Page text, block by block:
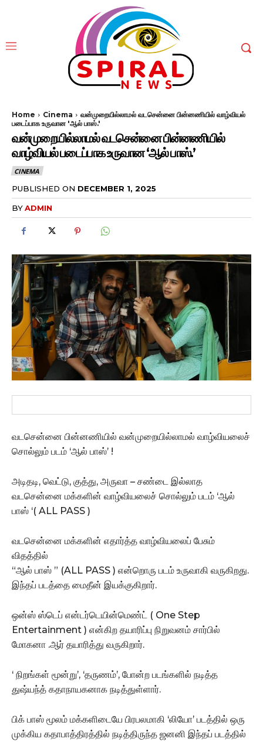
Home Cinema
வன்முறையில்லாமல் வடசென்னை பின்னணியில் வாழ்வியல்
படைப்பாக உருவான 'ஆல் பாஸ்.'
வன்முறையில்லாமல் வடசென்னை பின்னணியில்
வாழ்வியல் படைப்பாக உருவான ‘ஆல் பாஸ்.’
CINEMA
PUBLISHED ON DECEMBER 1, 2025
BYADMIN
வடசென்னை பின்னணியில் வன்முறையில்லாமல் வாழ்வியலைச்
சொல்லும் படம் ‘ஆல் பாஸ்’ !
அடிதடி, வெட்டு, குத்து, அருவா – சண்டை இல்லாத
வடசென்னை மக்களின் வாழ்வியலைச் சொல்லும் படம் ‘ஆல்
பாஸ் ‘( ALL PASS )
வடசென்னை மக்களின் எதார்த்த வாழ்வியலைப் பேசும்
விதத்தில்
“ஆல் பாஸ் ” (ALL PASS ) என்றொரு படம் உருவாகி வருகிறது.
இந்தப் படத்தை மைதீன் இயக்குகிறார்.
ஒன்ஸ் ஸ்டெப் என்டர்டெயின்மெண்ட் ( One Step
Entertainment ) என்கிற தயாரிப்பு நிறுவனம் சார்பில்
மோகனா .ஆர் தயாரித்து வருகிறார்.
‘ நிறங்கள் மூன்று’, ‘தருணம்’, போன்ற படங்களில் நடித்த
துஷ்யந்த் கதாநாயகனாக நடித்துள்ளார்.
பிக் பாஸ் மூலம் மக்களிடையே பிரபலமாகி ‘லியோ’ படத்தில் ஒரு
முக்கிய கதாபாத்திரத்தில் நடித்திருந்த ஜனனி இந்தப் படத்தில்